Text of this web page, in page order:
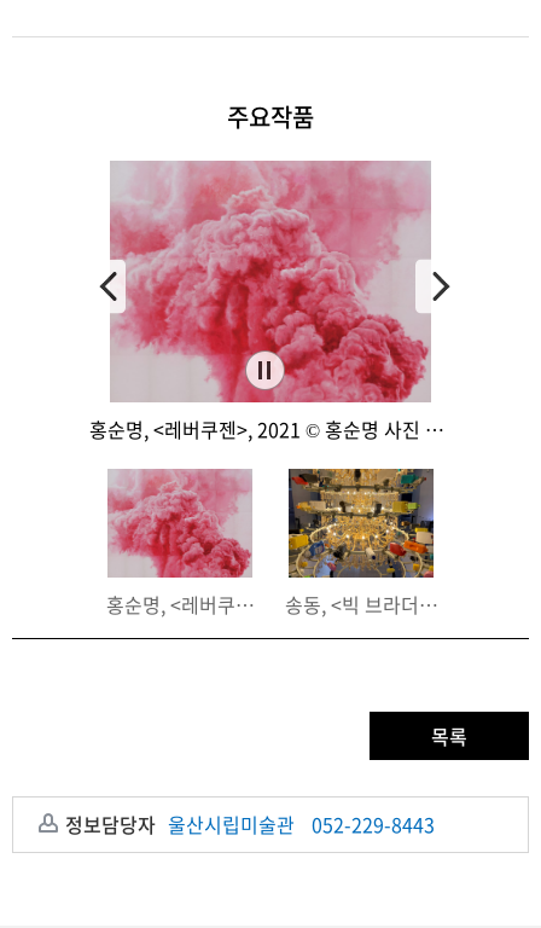
주요작품
홍순명, <레버쿠젠>, 2021 © 홍순명 사진 제공 홍순명
스마파!그룹 , <히로시마의 하늘을 “피카!”로 만들기>, 2009 © 본드 나카오
시, <채소 무기: 가재 에투페/뉴올리언스>, 2011 © 오자와 츠요
홍순명, <레버쿠젠>, 2021 © 홍순명 사진 제공 홍순명
송동, <빅 브라더>, 2015 © 송
목록
정보담당자 울산시립미술관 052-229-8443